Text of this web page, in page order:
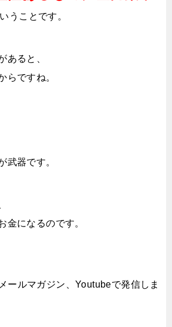
いうことです。
あると、
らですね。
武器です。
金になるのです。
ールマガジン、Youtubeで発信しま